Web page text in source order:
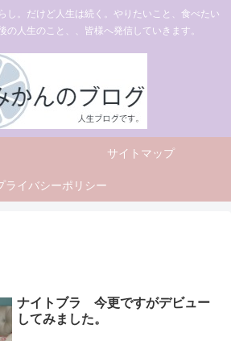
し。だけど人生は続く。やりたいこと、食べたい
の人生のこと、、皆様へ発信していきます。
サイトマップ
ライバシーポリシー
ナイトブラ 今更ですがデビュー
してみました。